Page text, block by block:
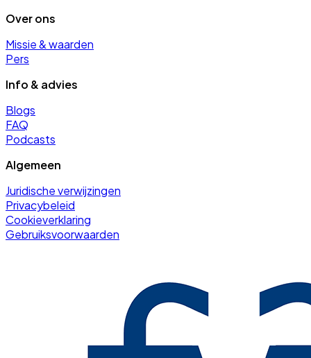
Over ons
Missie & waarden
Pers
Info & advies
Blogs
FAQ
Podcasts
Algemeen
Juridische verwijzingen
Privacybeleid
Cookieverklaring
Gebruiksvoorwaarden